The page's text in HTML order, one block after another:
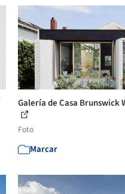
Galería de Casa Brunswick
Foto
Marcar